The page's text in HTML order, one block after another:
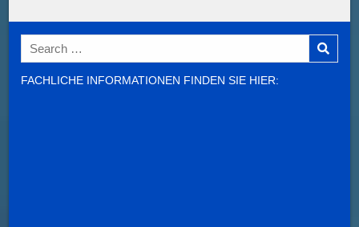
Search
for:
FACHLICHE INFORMATIONEN FINDEN SIE HIER: